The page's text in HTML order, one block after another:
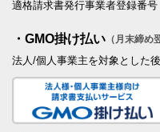
適格請求書発行事業者登録番
・GMO掛け払い （月末締め
法人/個人事業主を対象とした